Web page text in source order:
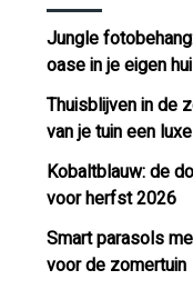
Jungle
oase in je eigen
Thuisblijven in de
van je tuin een
Kobaltblauw: de
voor herfst 2026
Smart parasols
voor de zomertuin